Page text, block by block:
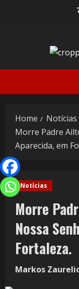
Home
Notícias
Morre Padre
Aparecida, em
Notícias
Morre
Nossa
Fortaleza.
Markos